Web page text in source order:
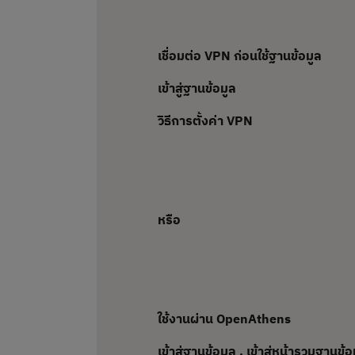
เชื่อมต่อVPN ก่อนใช้ฐานข้อมูล
เข้าสู่ฐานข้อมูล
วิธีการตั้งค่า VPN
หรือ
ใช้งานผ่านOpenAthens